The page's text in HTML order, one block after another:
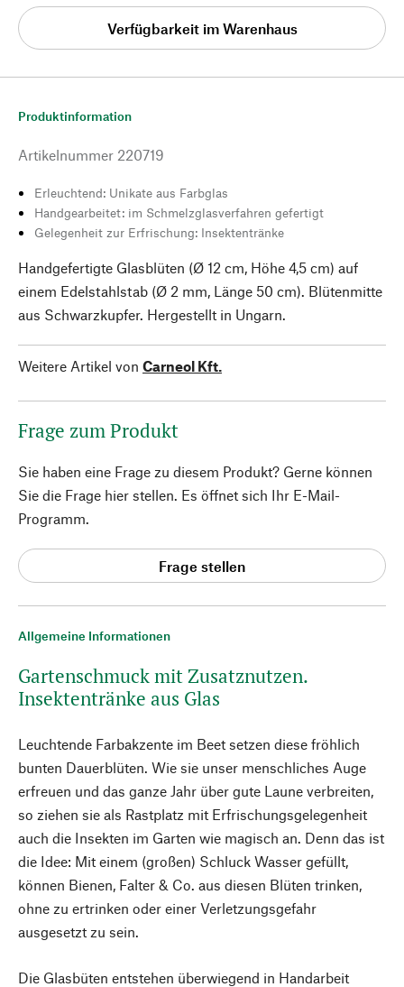
Verfügbarkeit im Warenhaus
Allgemeine Informationen
Gartenschmuck mit Zusatznutzen.
Insektentränke aus Glas
Leuchtende Farbakzente im Beet setzen diese fröhlich
bunten Dauerblüten. Wie sie unser menschliches Auge
erfreuen und das ganze Jahr über gute Laune verbreiten,
so ziehen sie als Rastplatz mit Erfrischungsgelegenheit
auch die Insekten im Garten wie magisch an. Denn das ist
die Idee: Mit einem (großen) Schluck Wasser gefüllt,
können Bienen, Falter & Co. aus diesen Blüten trinken,
ohne zu ertrinken oder einer Verletzungsgefahr
ausgesetzt zu sein.
Die Glasbüten entstehen überwiegend in Handarbeit
Produktinformation
Artikelnummer 220719
Erleuchtend: Unikate aus Farbglas
Handgearbeitet: im Schmelzglasverfahren gefertigt
Gelegenheit zur Erfrischung: Insektentränke
Handgefertigte Glasblüten (Ø 12 cm, Höhe 4,5 cm) auf
einem Edelstahlstab (Ø 2 mm, Länge 50 cm). Blütenmitte
aus Schwarzkupfer. Hergestellt in Ungarn.
Weitere Artikel von Carneol Kft.
Frage zum Produkt
Sie haben eine Frage zu diesem Produkt? Gerne können
Sie die Frage hier stellen. Es öffnet sich Ihr E-Mail-
Programm.
Frage stellen